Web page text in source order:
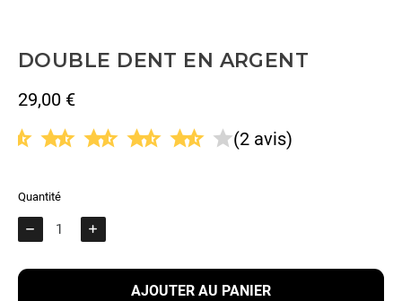
DOUBLE DENT EN ARGENT
29,00 €
(2 avis)
Quantité
AJOUTER AU PANIER